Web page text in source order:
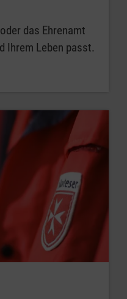
das Ehrenamt
Ihrem Leben passt.